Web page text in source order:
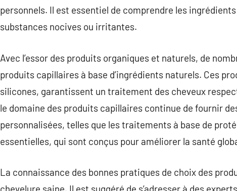
personnels. Il est essentiel de comprendre les
substances nocives ou irritantes.
Avec l’essor des produits organiques et naturels, de
produits capillaires à base d’ingrédients naturels. Ces
silicones, garantissent un traitement des cheveux
le domaine des produits capillaires continue de fournir
personnalisées, telles que les traitements à base de
essentielles, qui sont conçus pour améliorer la santé
La connaissance des bonnes pratiques de choix des